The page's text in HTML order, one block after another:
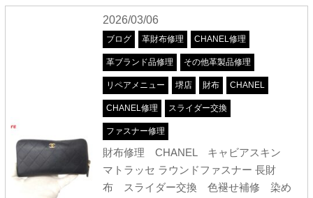
2026/03/06
ブログ 革財布修理 CHANEL修理
革ブランド品修理 その他革製品修理
リペアメニュー 堺店 財布 CHANEL
CHANEL修理 スライダー交換
ファスナー修理
財布修理 CHANEL キャビアスキン
マトラッセ ラウンドファスナー 長財
布 スライダー交換 色褪せ補修 染め